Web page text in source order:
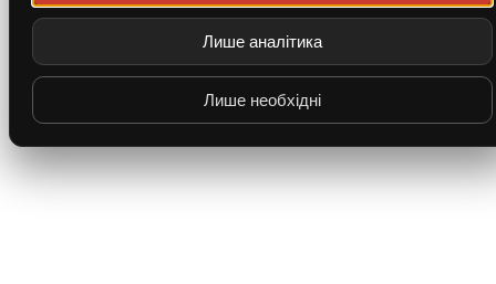
Лише аналітика
Лише необхідні